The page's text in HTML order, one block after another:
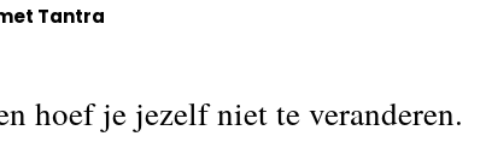
Tantra
hoef je jezelf niet te veranderen.